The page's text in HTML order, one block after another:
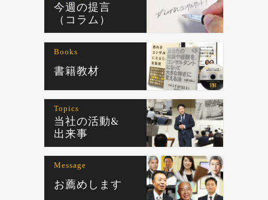
今週の提言
（コラム）
Books
書籍教材
Topics
当社の活動&
出来事
Message
お薦めします